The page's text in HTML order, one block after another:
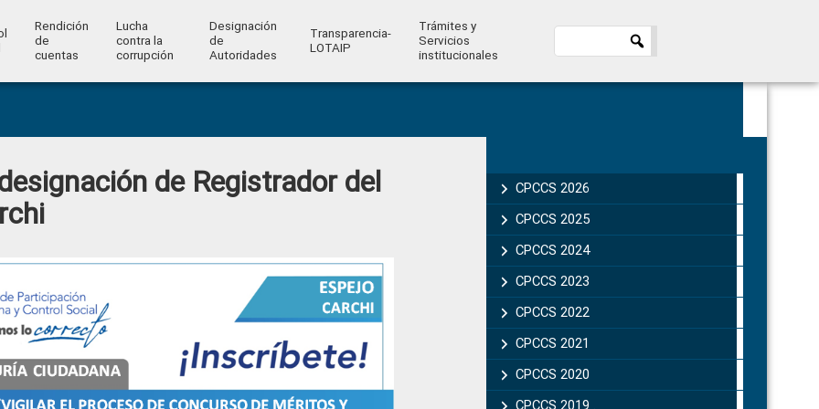
Rendición
de
cuentas
Lucha
contra la
corrupción
Designación
de
Autoridades
Transparencia-
LOTAIP
Trámites y
Servicios
institucionales
de Registrador del
Sidebar
CPCCS 2026
CPCCS 2025
CPCCS 2024
CPCCS 2023
CPCCS 2022
CPCCS 2021
CPCCS 2020
CPCCS 2019 .